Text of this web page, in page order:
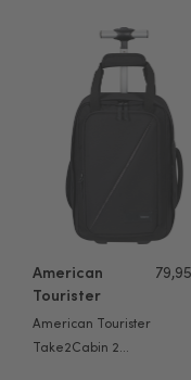
American Tourister
American
Tourister
American Tourister
Take2Cabin 2